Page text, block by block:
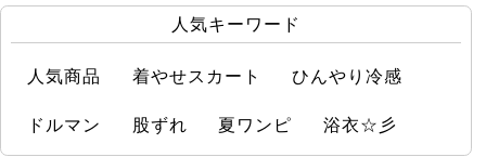
人気キーワード
人気商品 着やせスカート ひんやり冷感
ドルマン 股ずれ 夏ワンピ 浴衣☆彡